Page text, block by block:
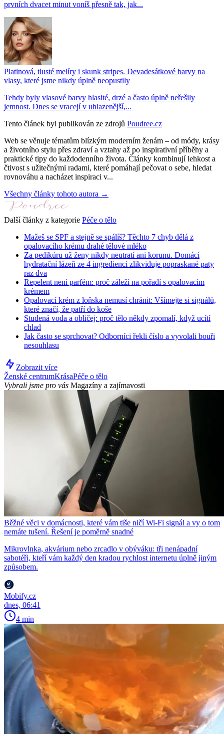
prvních dvacet minut voníš přesně tak, jak...
Platinová, tlusté melíry i skunk stripes. Devadesátkové barvy na
vlasy, které jsme nikdy úplně neopustily
Tehdy byly vlasové barvy hlasité, drzé a často úplně neřešily
jemnost. Dnes se vracejí v uhlazenější,...
Tento článek byl publikován ze zdrojů Poudree.cz
Web se věnuje tématům blízkým moderním ženám – od módy, krásy
a životního stylu přes zdraví a vztahy až po inspirativní příběhy a
praktické tipy do každodenního života. Články kombinují lehkost a
čtivost s užitečnými radami, které pomáhají pečovat o sebe, hledat
rovnováhu a nacházet inspiraci v...
Všechny články tohoto autora →
Další články z kategorie Péče o tělo
Mažeš se SPF a stejně se spálíš? Těchto 7 chyb dělá z
opalovacího krému drahé tělové mléko
Za pedikúru už ženy nikdy neutratí ani korunu. Domácí
hydratační lázeň ze 4 ingrediencí zlikviduje popraskané paty
raz dva
Repelent není parfém: proč záleží na pořadí s opalovacím
krémem
Opalovací krém z loňska nemusí chránit: Všímejte si signálů,
které značí, že patří do koše
Studená voda a obličej: proč tělo někdy zpomalí, když ucítí
chlad
Jak často se sprchovat? Odborníci řekli číslo a vyvolali bouři
nesouhlasu
Zobrazit více
Ženské centrumKrásaPéče o tělo
Vybrali jsme pro vás Magazíny a zajímavosti
Běžné věci v domácnosti, které vám tiše ničí Wi-Fi signál a vy o tom
nemáte tušení. Řešení je poměrně snadné
Mikrovlnka, akvárium nebo zrcadlo v obýváku: tři nenápadní
sabotéři, kteří vám každý den kradou rychlost internetu úplně jiným
způsobem.
Mobify.cz
dnes, 06:41
4 min